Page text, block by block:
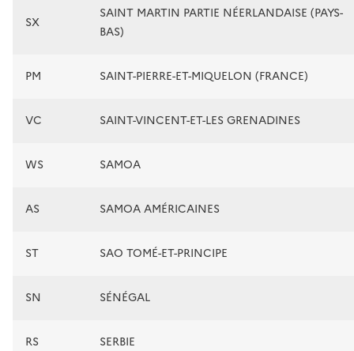
SX
SAINT MARTIN PARTIE NÉERLANDAISE (PAYS-
BAS)
PM SAINT-PIERRE-ET-MIQUELON (FRANCE)
VC SAINT-VINCENT-ET-LES GRENADINES
WS SAMOA
AS SAMOA AMÉRICAINES
ST SAO TOMÉ-ET-PRINCIPE
SN SÉNÉGAL
RS SERBIE